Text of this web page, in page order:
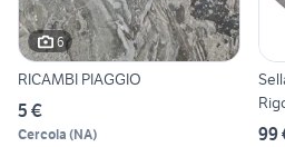
6
RICAMBI PIAGGIO
5 €
Cercola (NA) 99